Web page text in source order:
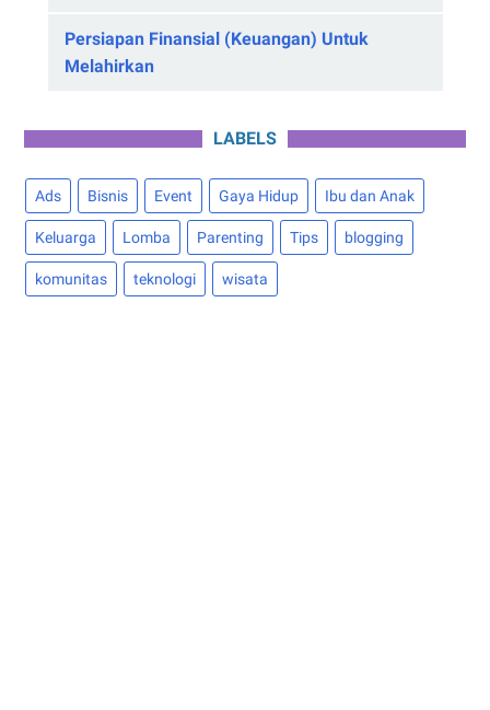
Persiapan Finansial (Keuangan) Untuk
Melahirkan
LABELS
Ads Bisnis Event Gaya Hidup Ibu dan Anak
Keluarga Lomba Parenting Tips blogging
komunitas teknologi wisata